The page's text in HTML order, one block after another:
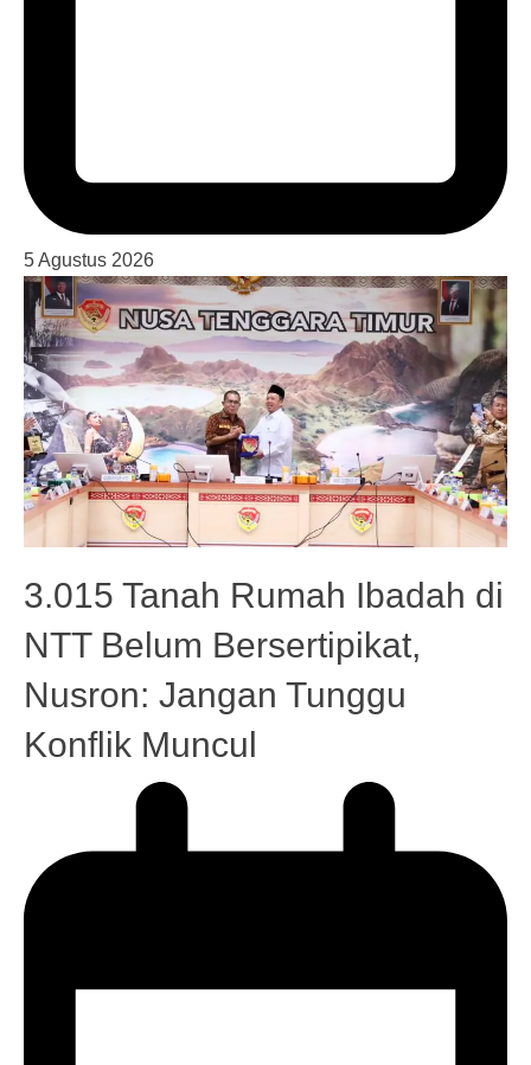
5 Agustus 2026
3.015 Tanah Rumah Ibadah di
NTT Belum Bersertipikat,
Nusron: Jangan Tunggu
Konflik Muncul